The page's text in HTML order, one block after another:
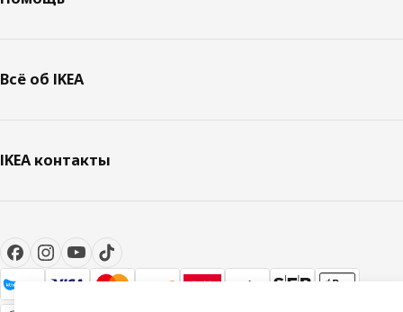
Всё об IKEA
IKEA контакты